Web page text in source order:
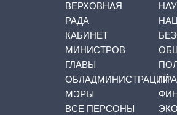
ВЕРХОВНАЯ
РАДА
КАБИНЕТ
МИНИСТРОВ
ГЛАВЫ
ОБЛАДМИНИСТРАЦИЙ
МЭРЫ
ВСЕ ПЕРСОНЫ